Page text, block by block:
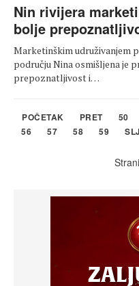
Nin rivijera
bolje
Marketinškim udruživanjem
području Nina osmišljena je
prepoznatljivost i…
POČETAK PRET 50
56
57 58 59